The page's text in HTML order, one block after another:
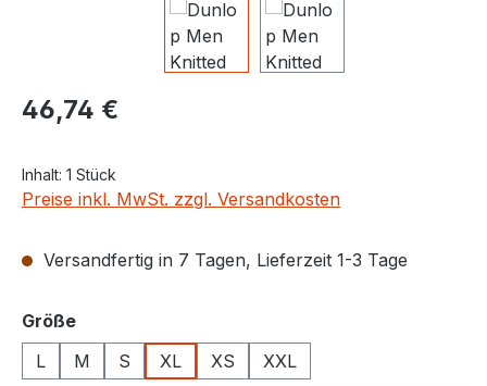
Regulärer Preis:
46,74 €
Inhalt: 1 Stück
Preise inkl. MwSt. zzgl. Versandkosten
Versandfertig in 7 Tagen, Lieferzeit 1-3 Tage
Größeauswählen
L
M S XL XS XXL